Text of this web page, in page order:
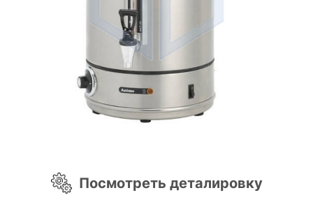
Посмотреть деталировку